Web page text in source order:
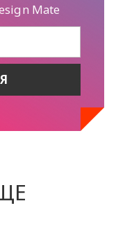
Mate